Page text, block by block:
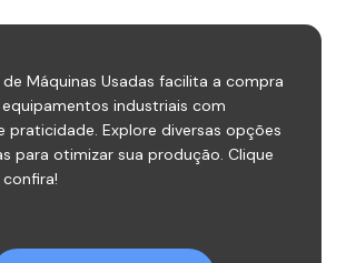
Máquinas Usadas facilita a compra
industriais com
praticidade. Explore diversas opções
para otimizar sua produção. Clique